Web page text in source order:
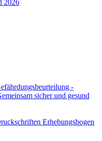
2026
-
sicher und gesund
Erhebungsbogen